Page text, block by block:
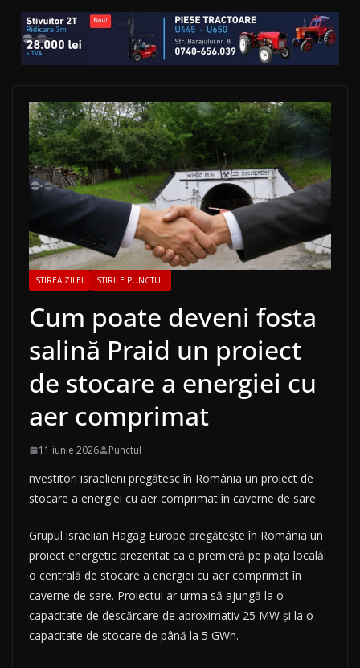
STIREA ZILEI STIRILE PUNCTUL
Cum poate deveni fosta
salină Praid un proiect
de stocare a energiei cu
aer comprimat
11 iunie 2026 Punctul
nvestitori israelieni pregătesc în România un proiect de
stocare a energiei cu aer comprimat în caverne de sare
Grupul israelian Hagag Europe pregătește în România un
proiect energetic prezentat ca o premieră pe piața locală:
o centrală de stocare a energiei cu aer comprimat în
caverne de sare. Proiectul ar urma să ajungă la o
capacitate de descărcare de aproximativ 25 MW și la o
capacitate de stocare de până la 5 GWh.